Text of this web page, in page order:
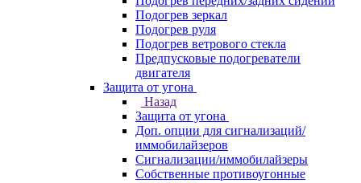
Подогрев зеркал
Подогрев руля
Подогрев ветрового стекла
Предпусковые подогреватели
двигателя
Защита от угона
Назад
Защита от угона
Доп. опции для сигнализаций/
иммобилайзеров
Сигнализации/иммобилайзеры
Собственные противоугонные